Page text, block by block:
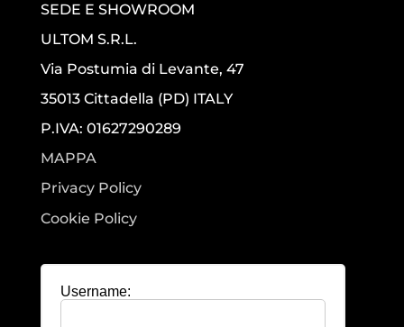
SEDE E SHOWROOM
ULTOM S.R.L.
Via Postumia di Levante, 47
35013 Cittadella (PD) ITALY
P.IVA: 01627290289
MAPPA
Privacy Policy
Cookie Policy
Username: